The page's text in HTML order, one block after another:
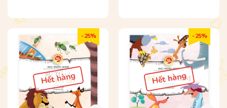
Hết hàng
- 25%
Hết hàng
- 25%